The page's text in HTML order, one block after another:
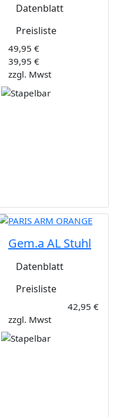
Datenblatt
Preisliste
49,95 €
39,95 €
zzgl. Mwst
Gem.a AL Stuhl
Datenblatt
Preisliste
42,95 €
zzgl. Mwst